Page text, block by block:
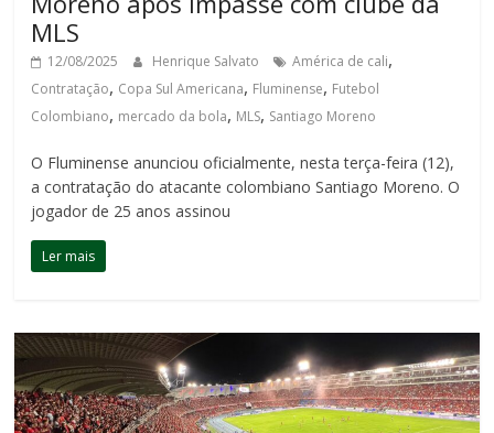
MLS
12/08/2025 Henrique Salvato América de cali,
Contratação, Copa Sul Americana, Fluminense, Futebol
Colombiano, mercado da bola, MLS, Santiago Moreno
O Fluminense anunciou oficialmente, nesta terça-feira (12),
a contratação do atacante colombiano Santiago Moreno. O
jogador de 25 anos assinou
Ler mais